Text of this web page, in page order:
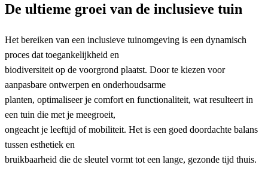
De ultieme groei van de inclusieve tuin
Het bereiken van een inclusieve tuinomgeving is een dynamisch
proces dat toegankelijkheid en
biodiversiteit op de voorgrond plaatst. Door te kiezen voor
aanpasbare ontwerpen en onderhoudsarme
planten, optimaliseer je comfort en functionaliteit, wat resulteert in
een tuin die met je meegroeit,
ongeacht je leeftijd of mobiliteit. Het is een goed doordachte balans
tussen esthetiek en
bruikbaarheid die de sleutel vormt tot een lange, gezonde tijd thuis.